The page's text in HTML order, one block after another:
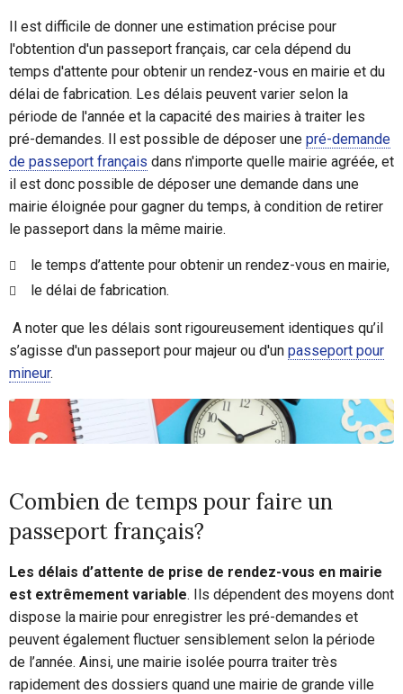
Il est difficile de donner une estimation précise pour
l'obtention d'un passeport français, car cela dépend du
temps d'attente pour obtenir un rendez-vous en mairie et du
délai de fabrication. Les délais peuvent varier selon la
période de l'année et la capacité des mairies à traiter les
pré-demandes. Il est possible de déposer une pré-demande
de passeport français dans n'importe quelle mairie agréée, et
il est donc possible de déposer une demande dans une
mairie éloignée pour gagner du temps, à condition de retirer
le passeport dans la même mairie.
le temps d’attente pour obtenir un rendez-vous en mairie,
le délai de fabrication.
A noter que les délais sont rigoureusement identiques qu’il
s’agisse d'un passeport pour majeur ou d'un passeport pour
mineur.
Combien de temps pour faire un
passeport français?
Les délais d’attente de prise de rendez-vous en mairie
est extrêmement variable. Ils dépendent des moyens dont
dispose la mairie pour enregistrer les pré-demandes et
peuvent également fluctuer sensiblement selon la période
de l’année. Ainsi, une mairie isolée pourra traiter très
rapidement des dossiers quand une mairie de grande ville